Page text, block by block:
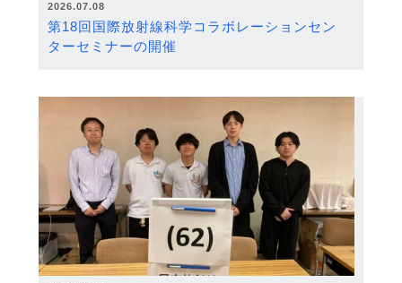
2026.07.08
第18回国際放射線科学コラボレーションセン
ターセミナーの開催